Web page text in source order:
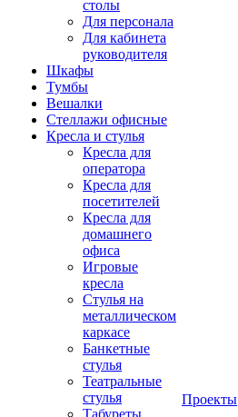
столы
Для персонала
Для кабинета
руководителя
Шкафы
Тумбы
Вешалки
Стеллажи офисные
Кресла и стулья
Кресла для
оператора
Кресла для
посетителей
Кресла для
домашнего
офиса
Игровые
кресла
Стулья на
металлическом
каркасе
Банкетные
стулья
Театральные
стулья
Табуреты
Проекты